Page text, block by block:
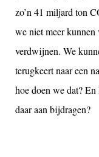
zo’n 41 miljard ton
we niet meer
verdwijnen. We
terugkeert naar een
hoe doen we dat?
daar aan bijdragen?